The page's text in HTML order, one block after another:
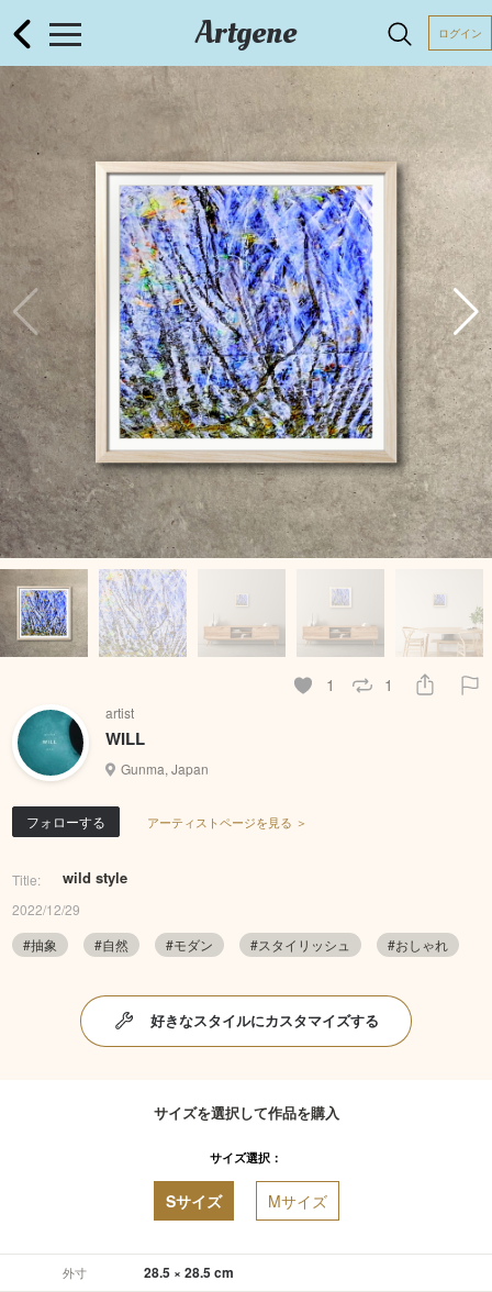
Artgene ログイン
1 1
artist
WILL
Gunma, Japan
フォローする アーティストページを見る ＞
Title: wild style
2022/12/29
#抽象
#自然 #モダン #スタイリッシュ #おしゃれ
好きなスタイルにカスタマイズする
サイズを選択して作品を購入
サイズ選択：
Sサイズ Mサイズ
外寸 28.5 × 28.5 cm